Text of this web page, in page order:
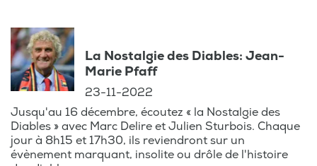
La Nostalgie des Diables: Jean-
Marie Pfaff
23-11-2022
Jusqu'au 16 décembre, écoutez « la Nostalgie des
Diables » avec Marc Delire et Julien Sturbois. Chaque
jour à 8h15 et 17h30, ils reviendront sur un
évènement marquant, insolite ou drôle de l'histoire